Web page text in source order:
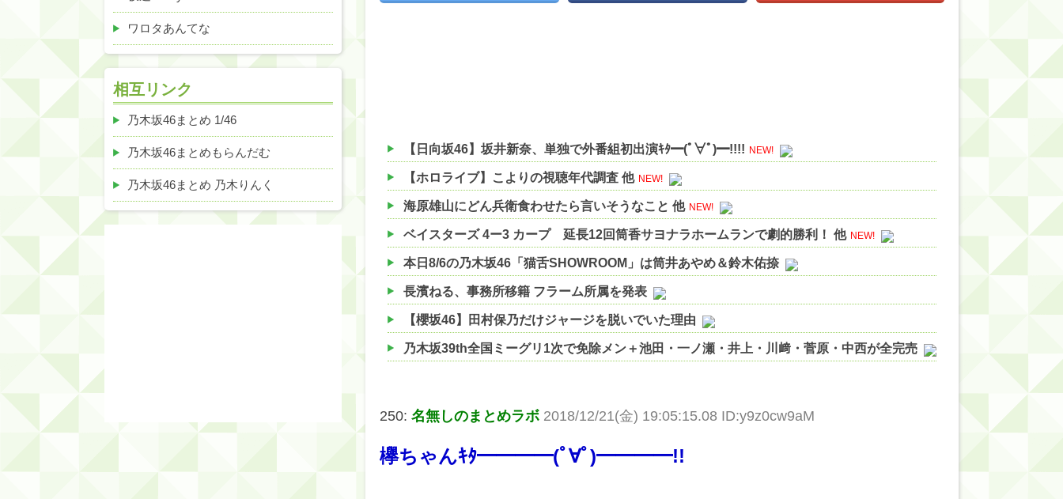
【日向坂46】坂井新奈、単独で外番組初出演ｷﾀ━(ﾟ∀ﾟ)━!!!! NEW!
【ホロライブ】こよりの視聴年代調査 他 NEW!
海原雄山にどん兵衛食わせたら言いそうなこと 他 NEW!
ベイスターズ 4ー3 カープ 延長12回筒香サヨナラホームランで劇的勝利！ 他 NEW!
本日8/6の乃木坂46「猫舌SHOWROOM」は筒井あやめ＆鈴木佑捺
長濱ねる、事務所移籍 フラーム所属を発表
【櫻坂46】田村保乃だけジャージを脱いでいた理由
乃木坂39th全国ミーグリ1次で免除メン＋池田・一ノ瀬・井上・川﨑・菅原・中西が全完売
【櫻坂46】ミーグリで喧嘩！？山下瞳月、これはマジギレしてる
【速報】中村麗乃ちゃんの思い出、挙げてけwwwwwwwwwww
250: 名無しのまとめラボ 2018/12/21(金) 19:05:15.08 ID:y9z0cw9aM
欅ちゃんｷﾀ━━━━(ﾟ∀ﾟ)━━━━!!
ワロタあんてな
相互リンク
乃木坂46まとめ 1/46
乃木坂46まとめもらんだむ
乃木坂46まとめ 乃木りんく